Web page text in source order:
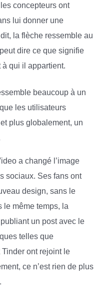
concepteurs ont
lui donner une
la flèche ressemble au
dire ce que signifie
qui il appartient.
beaucoup à un
les utilisateurs
plus globalement, un
a changé l’image
sociaux. Ses fans ont
design, sans le
le même temps, la
un post avec le
telles que
ont rejoint le
ce n’est rien de plus